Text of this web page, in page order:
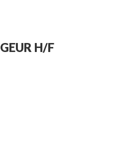
H/F